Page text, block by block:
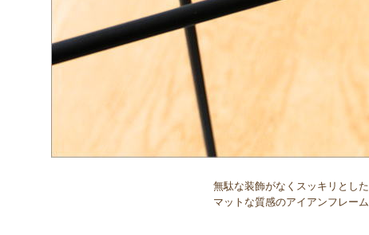
無駄な装飾がなくスッキリとした
マットな質感のアイアンフレーム